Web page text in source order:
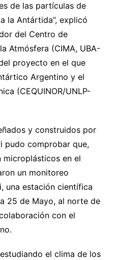
de las partículas de
la Antártida”, explicó
del Centro de
Atmósfera (CIMA, UBA-
proyecto en el que
Argentino y el
(CEQUINOR/UNLP-
y construidos por
pudo comprobar que,
microplásticos en el
un monitoreo
una estación científica
25 de Mayo, al norte de
con el
el clima de los